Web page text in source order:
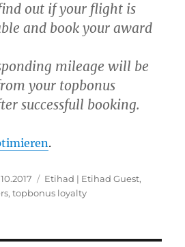
out if your flight is
and book your award
mileage will be
your topbonus
successfull booking.
.
Kategorien
Etihad | Etihad Guest,
,topbonus loyalty